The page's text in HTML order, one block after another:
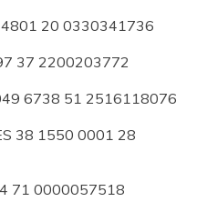
4801 20 0330341736
37 2200203772
6738 51 2516118076
38 1550 0001 28
71 0000057518